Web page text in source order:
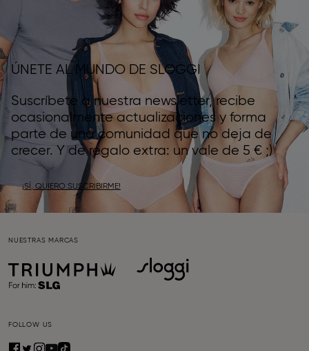
ÚNETE AL MUNDO DE SLOGGI
Suscríbete a nuestra newsletter, recibe
ocasionalmente actualizaciones y forma
parte de una comunidad que no deja de
crecer. Y de regalo extra: un vale de 5 € ;)
¡SÍ, QUIERO SUSCRIBIRME!
NUESTRAS MARCAS
FOLLOW US